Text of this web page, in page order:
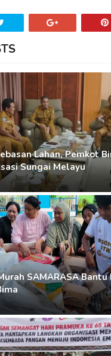
Lahan, Pemkot
Sungai Melayu
SAMARASA